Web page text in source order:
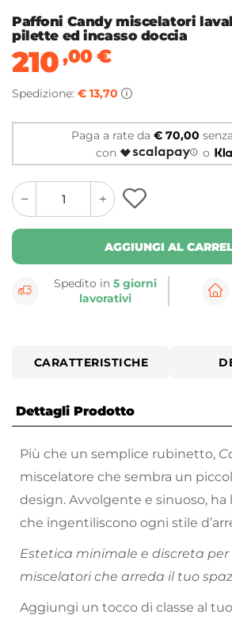
Paffoni Candy miscelatori
pilette ed incasso doccia
210,00€
Spedizione: € 13,70
Paga a rate da € 70,00
con
o
quantity
button
quantity
minus
button
AGGIUNGI AL
Spedito in5 giorni
lavorativi
CARATTERISTICHE
Dettagli Prodotto
Più che un semplice rubinetto,
miscelatore che sembra un
design. Avvolgente e sinuoso,
che ingentiliscono ogni stile
Estetica minimale e discreta per
miscelatori che arreda il tuo
Aggiungi un tocco di classe al